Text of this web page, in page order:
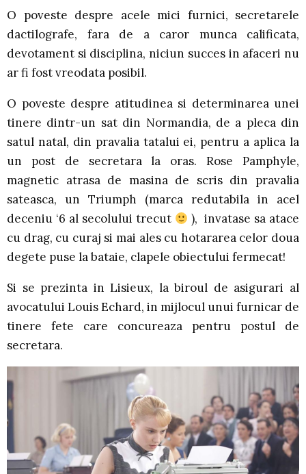
O poveste despre acele mici furnici, secretarele
dactilografe, fara de a caror munca calificata,
devotament si disciplina, niciun succes in afaceri nu
ar fi fost vreodata posibil.
O poveste despre atitudinea si determinarea unei
tinere dintr-un sat din Normandia, de a pleca din
satul natal, din pravalia tatalui ei, pentru a aplica la
un post de secretara la oras. Rose Pamphyle,
magnetic atrasa de masina de scris din pravalia
sateasca, un Triumph (marca redutabila in acel
deceniu ‘6 al secolului trecut
), invatase sa atace
cu drag, cu curaj si mai ales cu hotararea celor doua
degete puse la bataie, clapele obiectului fermecat!
Si se prezinta in Lisieux, la biroul de asigurari al
avocatului Louis Echard, in mijlocul unui furnicar de
tinere fete care concureaza pentru postul de
secretara.